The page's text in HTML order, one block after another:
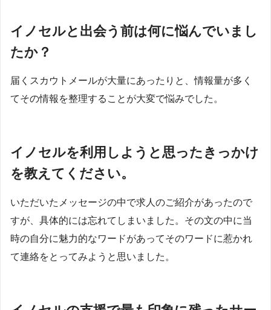
イノセルと出会う前は何に悩んでいまし
たか？
届くスカウトメールが大量にあったりと、情報量が多く
てその情報を整理することが大変で悩みでした。
イノセルを利用しようと思ったきっかけ
を教えてください。
いただいたメッセージの中で求人のご紹介があったので
すが、具体的には忘れてしまいました。その文の中に当
時の自分に魅力的なワードがあってそのワードに惹かれ
て連絡をとってみようと思いました。